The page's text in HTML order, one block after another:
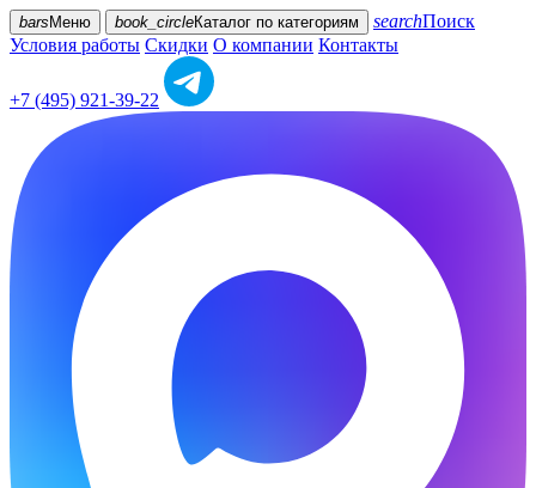
bars Меню book_circleКаталог по категориям searchПоиск
Условия работы Скидки О компании Контакты
+7 (495) 921-39-22